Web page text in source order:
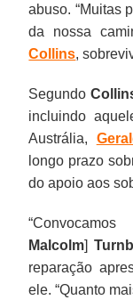
abuso. “Muitas
da nossa
Collins,
Segundo
incluindo
Austrália,
longo prazo
do apoio aos
Malcolm]
reparação
ele. “Quanto